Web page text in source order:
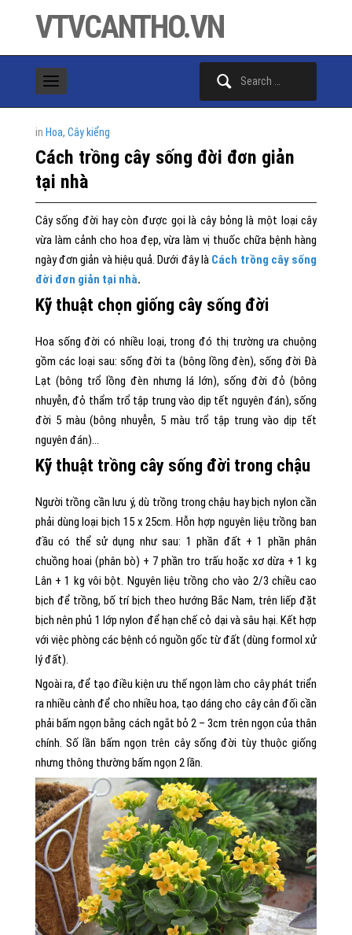
VTVCANTHO.VN
in Hoa, Cây kiểng
Cách trồng cây sống đời đơn giản
tại nhà
Cây sống đời hay còn được gọi là cây bỏng là một loại cây
vừa làm cảnh cho hoa đẹp, vừa làm vị thuốc chữa bệnh hàng
ngày đơn giản và hiệu quả. Dưới đây là Cách trồng cây sống
đời đơn giản tại nhà.
Kỹ thuật chọn giống cây sống đời
Hoa sống đời có nhiều loại, trong đó thị trường ưa chuộng
gồm các loại sau: sống đời ta (bông lồng đèn), sống đời Đà
Lạt (bông trổ lồng đèn nhưng lá lớn), sống đời đỏ (bông
nhuyễn, đỏ thẩm trổ tập trung vào dịp tết nguyên đán), sống
đời 5 màu (bông nhuyễn, 5 màu trổ tập trung vào dịp tết
nguyên đán)…
Kỹ thuật trồng cây sống đời trong chậu
Người trồng cần lưu ý, dù trồng trong chậu hay bịch nylon cần
phải dùng loại bịch 15 x 25cm. Hỗn hợp nguyên liệu trồng ban
đầu có thể sử dụng như sau: 1 phần đất + 1 phần phân
chuồng hoai (phân bò) + 7 phần tro trấu hoặc xơ dừa + 1 kg
Lân + 1 kg vôi bột. Nguyên liệu trồng cho vào 2/3 chiều cao
bịch để trồng, bố trí bịch theo hướng Bắc Nam, trên liếp đặt
bịch nên phủ 1 lớp nylon để hạn chế cỏ dại và sâu hại. Kết hợp
với việc phòng các bệnh có nguồn gốc từ đất (dùng formol xử
lý đất).
Ngoài ra, để tạo điều kiện ưu thế ngọn làm cho cây phát triển
ra nhiều cành để cho nhiều hoa, tạo dáng cho cây cân đối cần
phải bấm ngọn bằng cách ngắt bỏ 2 – 3cm trên ngọn của thân
chính. Số lần bấm ngọn trên cây sống đời tùy thuộc giống
nhưng thông thường bấm ngọn 2 lần.